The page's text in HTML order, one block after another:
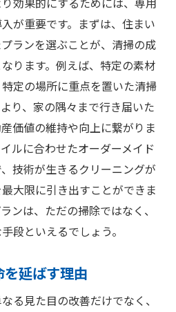
効果的にするためには、専用
が重要です。まずは、住まい
ランを選ぶことが、清掃の成
ります。例えば、特定の素材
定の場所に重点を置いた清掃
り、家の隅々まで行き届いた
価値の維持や向上に繋がりま
ルに合わせたオーダーメイド
技術が生きるクリーニングが
大限に引き出すことができま
ンは、ただの掃除ではなく、
段といえるでしょう。
延ばす理由
る見た目の改善だけでなく、